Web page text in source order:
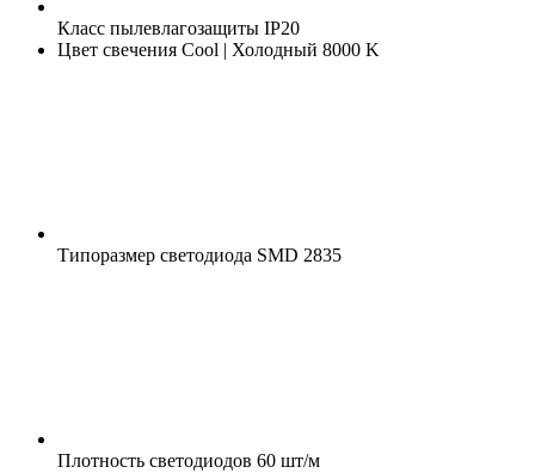
Класс пылевлагозащиты IP20
Цвет свечения Cool | Холодный 8000 K
Типоразмер светодиода SMD 2835
Плотность светодиодов 60 шт/м